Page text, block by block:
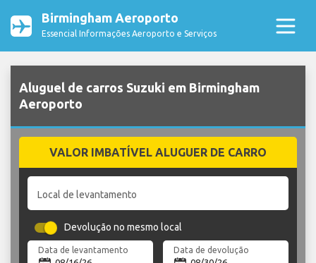
Birmingham Aeroporto
Essencial Informações Aeroporto e Serviços
Aluguel de carros Suzuki em Birmingham
Aeroporto
VALOR IMBATÍVEL ALUGUER DE CARRO
Local de levantamento
Devolução no mesmo local
Data de levantamento Data de devolução